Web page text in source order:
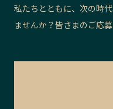
私たちとともに、次の時
ませんか？皆さまのご応